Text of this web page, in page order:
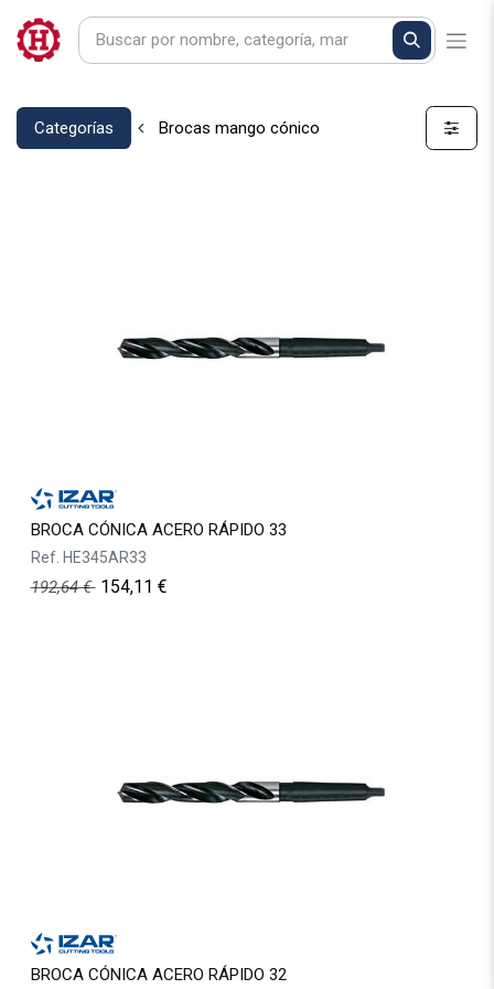
Categorías Brocas mango cónico
BROCA CÓNICA ACERO RÁPIDO 33
Ref. HE345AR33
192,64€ 154,11 €
BROCA CÓNICA ACERO RÁPIDO 32